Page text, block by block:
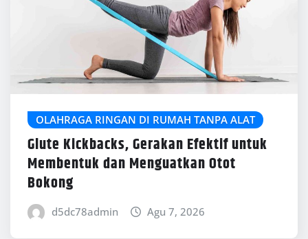
OLAHRAGA RINGAN DI RUMAH TANPA ALAT
Glute Kickbacks, Gerakan Efektif untuk
Membentuk dan Menguatkan Otot
Bokong
d5dc78admin Agu 7, 2026